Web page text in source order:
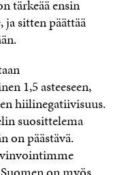
tärkeää ensin
sitten päättää
1,5 asteeseen,
hiilinegatiivisuus.
suosittelema
on päästävä.